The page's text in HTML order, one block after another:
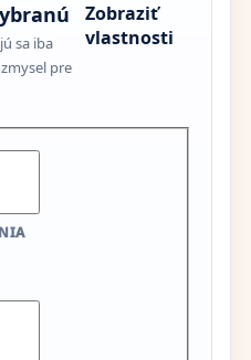
sa iba
pre
Zobraziť
vlastnosti